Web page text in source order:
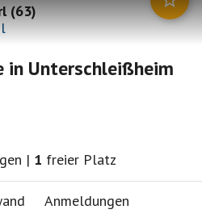
(63)
Unterschleißheim
| 1 freier Platz
Anmeldungen